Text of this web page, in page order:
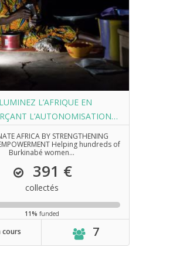
L’AFRIQUE EN
L’AUTONOMISATION
AFRICA BY STRENGTHENING
Helping hundreds of
Burkinabé women...
391 €
collectés
11% funded
cours 7